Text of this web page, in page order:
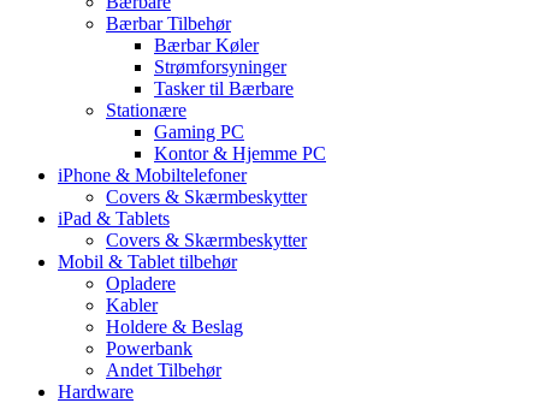
Bærbar Tilbehør
Bærbar Køler
Strømforsyninger
Tasker til Bærbare
Stationære
Gaming PC
Kontor & Hjemme PC
iPhone & Mobiltelefoner
Covers & Skærmbeskytter
iPad & Tablets
Covers & Skærmbeskytter
Mobil & Tablet tilbehør
Opladere
Kabler
Holdere & Beslag
Powerbank
Andet Tilbehør
Hardware